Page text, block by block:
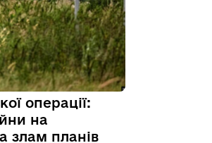
операції:
на
злам планів